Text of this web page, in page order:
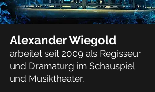
Alexander Wiegold
arbeitet seit 2009 als Regisseur
und Dramaturg im Schauspiel
und Musiktheater.